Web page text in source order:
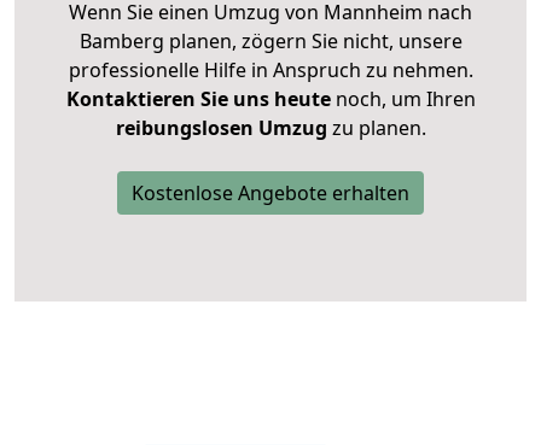
Wenn Sie einen Umzug von Mannheim nach
Bamberg planen, zögern Sie nicht, unsere
professionelle Hilfe in Anspruch zu nehmen.
Kontaktieren Sie uns heutenoch, um Ihren
reibungslosen Umzug zu planen.
Kostenlose Angebote erhalten